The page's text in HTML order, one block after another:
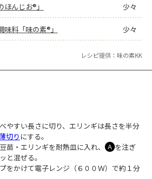
ほんじお®」 少々
味料「味の素®」 少々
レシピ提供：味の素KK
やすい長さに切り、エリンギは長さを半分
切り にする。
豆苗・エリンギを耐熱皿に入れ、 Ａ を注ぎ
と混ぜる。
をかけて電子レンジ（６００Ｗ）で約１分